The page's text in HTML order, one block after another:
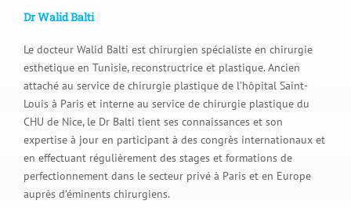
Dr Walid Balti
Le docteur Walid Balti est chirurgien spécialiste en chirurgie
esthetique en Tunisie, reconstructrice et plastique. Ancien
attaché au service de chirurgie plastique de l’hôpital Saint-
Louis à Paris et interne au service de chirurgie plastique du
CHU de Nice, le Dr Balti tient ses connaissances et son
expertise à jour en participant à des congrès internationaux et
en effectuant régulièrement des stages et formations de
perfectionnement dans le secteur privé à Paris et en Europe
auprès d’éminents chirurgiens.